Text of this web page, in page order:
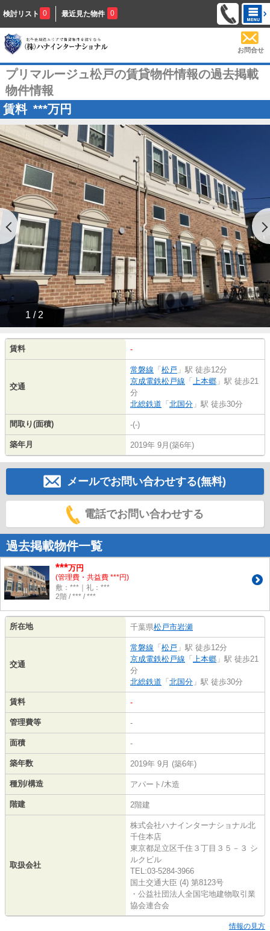
検討リスト 0 最近見た物件 0
お問合せ
プリマルージュ松戸の賃貸物件情報の過去掲載
物件情報
賃料 ***万円
1 / 2
賃料 -
交通
常磐線 「松戸 」駅 徒歩12分
京成電鉄松戸線 「 上本郷 」駅 徒歩21
分
北総鉄道 「北国分 」駅 徒歩30分
間取り(面積) -(-)
築年月 2019年 9月(築6年)
メールでお問い合わせする(無料)
電話でお問い合わせする
過去掲載物件一覧
***万円
(管理費・共益費 ***円)
敷：***｜礼：***
2階 / *** / ***
所在地 千葉県松戸市岩瀬
交通
常磐線 「松戸 」駅 徒歩12分
京成電鉄松戸線 「 上本郷 」駅 徒歩21
分
北総鉄道 「北国分 」駅 徒歩30分
賃料 -
管理費等 -
面積 -
築年数 2019年 9月 (築6年)
種別/構造 アパート/木造
階建 2階建
取扱会社
株式会社ハナインターナショナル北
千住本店
東京都足立区千住３丁目３５－３ シ
ルクビル
TEL:03-5284-3966
国土交通大臣 (4) 第8123号
・公益社団法人全国宅地建物取引業
協会連合会
情報の見方